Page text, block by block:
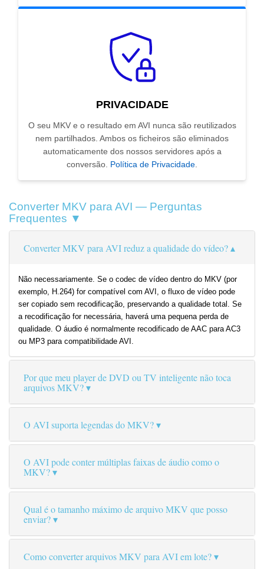
PRIVACIDADE
O seu MKV e o resultado em AVI nunca são reutilizados
nem partilhados. Ambos os ficheiros são eliminados
automaticamente dos nossos servidores após a
conversão. Política de Privacidade.
Converter MKV para AVI — Perguntas
Frequentes ▼
Converter MKV para AVI reduz a qualidade do vídeo?
Não necessariamente. Se o codec de vídeo dentro do MKV (por
exemplo, H.264) for compatível com AVI, o fluxo de vídeo pode
ser copiado sem recodificação, preservando a qualidade total. Se
a recodificação for necessária, haverá uma pequena perda de
qualidade. O áudio é normalmente recodificado de AAC para AC3
ou MP3 para compatibilidade AVI.
Por que meu player de DVD ou TV inteligente não toca
arquivos MKV?
O AVI suporta legendas do MKV?
O AVI pode conter múltiplas faixas de áudio como o
MKV?
Qual é o tamanho máximo de arquivo MKV que posso
enviar?
Como converter arquivos MKV para AVI em lote?